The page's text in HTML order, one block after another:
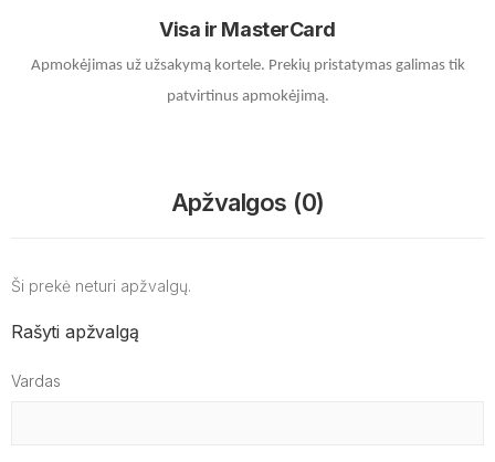
Visa ir MasterCard
Apmokėjimas už užsakymą kortele. Prekių pristatymas galimas tik
patvirtinus apmokėjimą.
Apžvalgos (0)
Ši prekė neturi apžvalgų.
Rašyti apžvalgą
Vardas